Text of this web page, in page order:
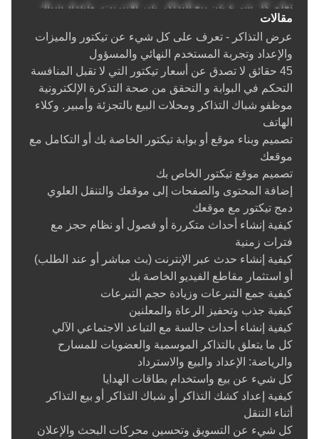
تعلم كل شيء عن بيع التذاكر عبر الإنترنت، وإعداد شباك
التذاكر وموقع تيكتور الخاص بك
إنشاء حدث
نصائح حول إنشاء حدث عبر الإنترنت
تصميم مخطط جلوس المكان
إضافة / تحديث التذاكر
نصائح حول إنشاء أحداث بمسافة آمنة بسبب كوفيد 19
إنشاء وإدارة الأماكن
إنشاء أحداث متكررة وتكرار الحدث
تذاكر الموسم / العضوية
حزم / حزم الأحداث
إعداد مجموعة / أزواج / عائلة / إشغال مزدوج / تذاكر طاولة
كاملة
أحداث متعددة الأيام
مدير الأسئلة (طرح الأسئلة من المشترين)
تكامل معالج الدفع
تكامل باي بال
زيل، فينمو، تحويل بنكي، دفع نقدي، طرق دفع أخرى
(نقطة البيع): بيع التذاكر عبر الهاتف أو وجهاً لوجه في موقع
البيع بالتجزئة أو شباك التذاكر
إرجاع أو استبدال التذاكر / إبطال الفواتير
حماية استرداد التذاكر
البحث عن / شراء شباك التذاكر ومعدات المسح
قم بإعداد شباك التذاكر الخاص بك (طابعة حرارية، قارئ
بطاقة ائتمان)
طباعة التذاكر المادية (الصلبة)
مقالات
عرض التذاكر - تعرف على كل شيء عن تيكتور والميزات
والإعداد وتجربة المستخدم النهائي والمسؤول
45 حقائق لا تصدق عن أسعار تيكتور التي لا تقبل المنافسة
التحكم في البوابة و التحقق من صحة التذكرة الإلكترونية
موظفو شباك التذاكر ومحلات البيع بالتجزئة وأمبير. وكلاء
الهاتف
تصميم وبناء موقع أو بوابة تيكتور الخاصة بك أو التكامل مع
موقعك
تصميم موقع تيكتور الخاص بك
إضافة المحتوى والصفحات إلى موقعك والتنقل العلوي
دمج تيكتور مع موقعك
كيفية إنشاء أحداث متكررة أو فصول أو نظام حجز مع
فترات زمنية
كيفية إنشاء حدث عبر الإنترنت (بث مباشر أو عند الطلب)
أو استثمار مقاطع الفيديو الخاصة بك
كيفية جمع التبرعات وزيادة حجم التبرعات
كيفية جذب وتحفيز الرعاة والمعلنين
كيفية إنشاء أحداث جالسة مع التباعد الاجتماعي الآلي
كل ما يتعلق بالتذاكر الموسمية والعضويات للمسارح
والرياضة: الإعداد والبيع والاسترداد
كل شيء عن بيع واستخدام بطاقات الهدايا
كيفية إعداد كشك التذاكر أو شباك التذاكر أو بيع التذاكر
أثناء التنقل
كل شيء عن التسويق وتحسين محركات البحث والإعلان